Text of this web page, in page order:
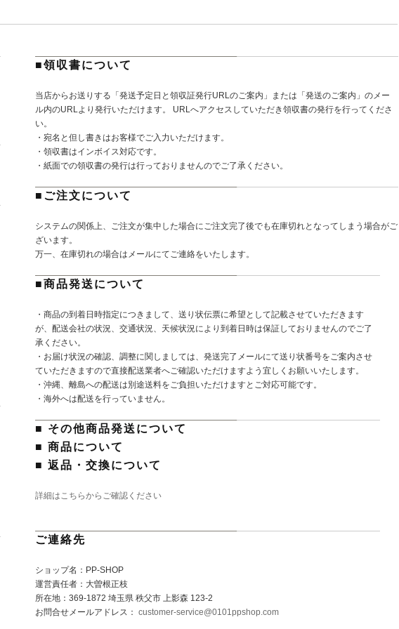
■領収書について
当店からお送りする「発送予定日と領収証発行URLのご案内」または「発送のご案内」のメー
ル内のURLより発行いただけます。 URLへアクセスしていただき領収書の発行を行ってくださ
い。
・宛名と但し書きはお客様でご入力いただけます。
・領収書はインボイス対応です。
・紙面での領収書の発行は行っておりませんのでご了承ください。
■ご注文について
システムの関係上、ご注文が集中した場合にご注文完了後でも在庫切れとなってしまう場合がご
ざいます。
万一、在庫切れの場合はメールにてご連絡をいたします。
■商品発送について
・商品の到着日時指定につきまして、送り状伝票に希望として記載させていただきます
が、配送会社の状況、交通状況、天候状況により到着日時は保証しておりませんのでご了
承ください。
・お届け状況の確認、調整に関しましては、発送完了メールにて送り状番号をご案内させ
ていただきますので直接配送業者へご確認いただけますよう宜しくお願いいたします。
・沖縄、離島への配送は別途送料をご負担いただけますとご対応可能です。
・海外へは配送を行っていません。
■ その他商品発送について
■ 商品について
■ 返品・交換について
詳細はこちらからご確認ください
ご連絡先
ショップ名：PP-SHOP
運営責任者：大曽根正枝
所在地：369-1872 埼玉県 秩父市 上影森 123-2
お問合せメールアドレス：customer-service@0101ppshop.com